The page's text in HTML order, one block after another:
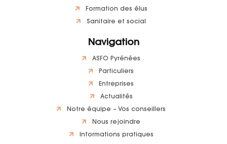
Formation des élus
Sanitaire et social
Navigation
ASFO Pyrénées
Particuliers
Entreprises
Actualités
Notre équipe – Vos conseillers
Nous rejoindre
Informations pratiques